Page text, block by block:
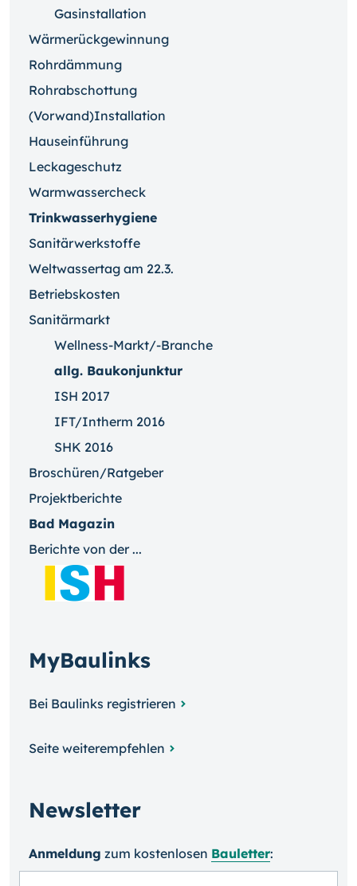
Gasinstallation
Wärmerückgewinnung
Rohrdämmung
Rohrabschottung
(Vorwand)Installation
Hauseinführung
Leckageschutz
Warmwassercheck
Trinkwasserhygiene
Sanitärwerkstoffe
Weltwassertag am 22.3.
Betriebskosten
Sanitärmarkt
Wellness-Markt/-Branche
allg. Baukonjunktur
ISH 2017
IFT/Intherm 2016
SHK 2016
Broschüren/Ratgeber
Projektberichte
Bad Magazin
Berichte von der ...
MyBaulinks
Bei Baulinks registrieren
Seite weiterempfehlen
Newsletter
Anmeldung zum kosten­losen Bauletter: